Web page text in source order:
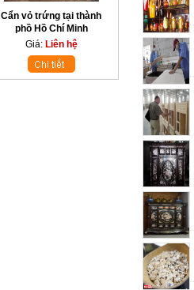
Cẩn vỏ trứng tại thành
phồ Hồ Chí Minh
Giá: Liên hệ